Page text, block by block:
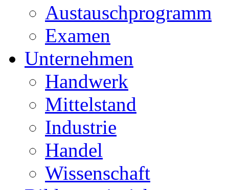
Austauschprogramm
Examen
Unternehmen
Handwerk
Mittelstand
Industrie
Handel
Wissenschaft